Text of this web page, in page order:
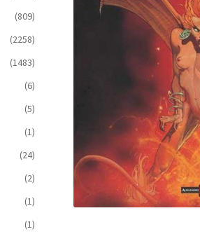
(809)
(2258)
(1483)
(6)
(5)
(1)
(24)
(2)
(1)
(1)